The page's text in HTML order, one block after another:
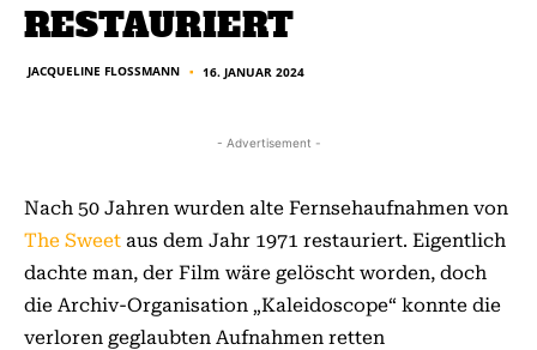
RESTAURIERT
JACQUELINE FLOSSMANN ■ 16. JANUAR 2024
- Advertisement -
Nach 50 Jahren wurden alte Fernsehaufnahmen von
The Sweet aus dem Jahr 1971 restauriert. Eigentlich
dachte man, der Film wäre gelöscht worden, doch
die Archiv-Organisation „Kaleidoscope“ konnte die
verloren geglaubten Aufnahmen retten